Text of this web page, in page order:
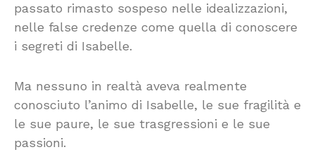
passato rimasto sospeso nelle idealizzazioni,
nelle false credenze come quella di conoscere
i segreti di Isabelle.
Ma nessuno in realtà aveva realmente
conosciuto l’animo di Isabelle, le sue fragilità e
le sue paure, le sue trasgressioni e le sue
passioni.